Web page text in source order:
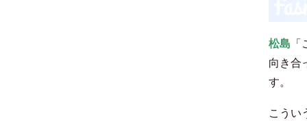
松島 「
向 き合
す。
こうい